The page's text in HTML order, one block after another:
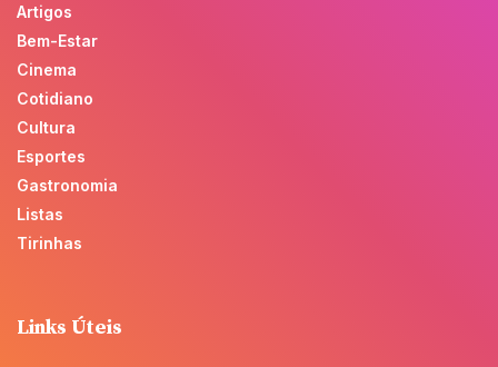
Artigos
Bem-Estar
Cinema
Cotidiano
Cultura
Esportes
Gastronomia
Listas
Tirinhas
Links Úteis